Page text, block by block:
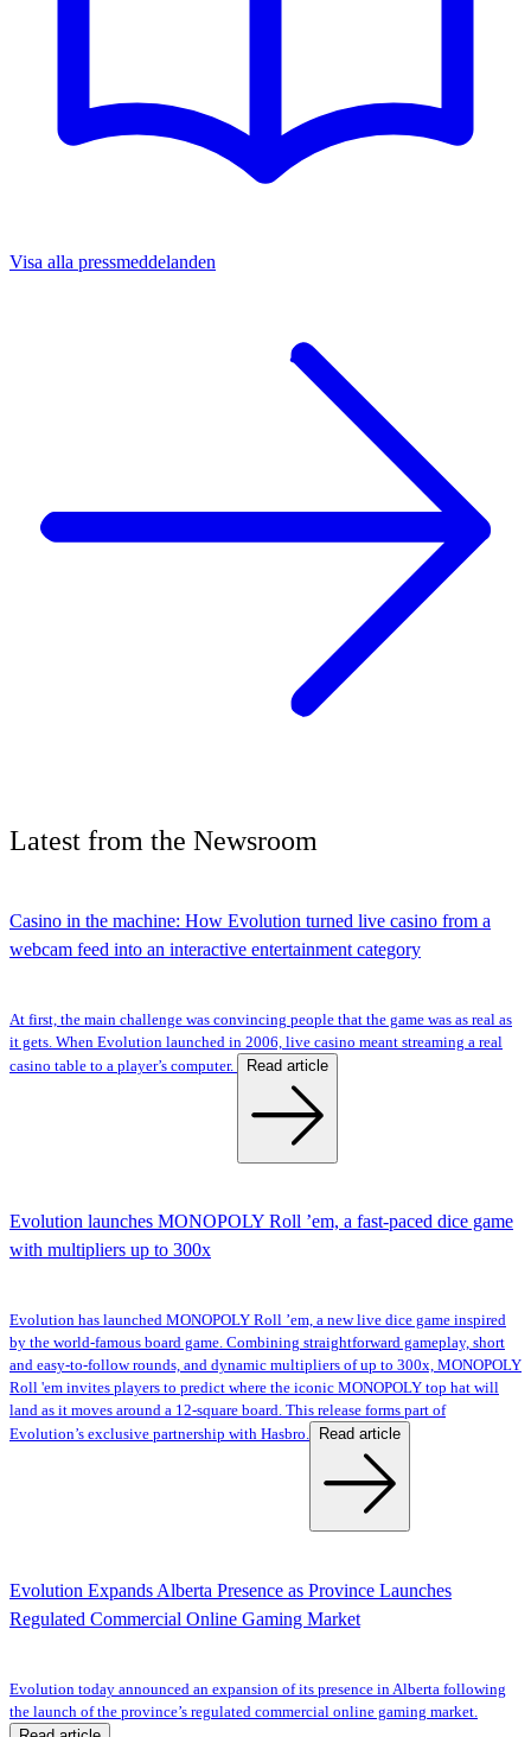
Visa alla pressmeddelanden
Latest from the Newsroom
Casino in the machine: How Evolution turned live casino from a
webcam feed into an interactive entertainment category
At first, the main challenge was convincing people that the game was as real as
it gets. When Evolution launched in 2006, live casino meant streaming a real
casino table to a player’s computer.
Read article
Evolution launches MONOPOLY Roll ’em, a fast-paced dice game
with multipliers up to 300x
Evolution has launched MONOPOLY Roll ’em, a new live dice game inspired
by the world-famous board game. Combining straightforward gameplay, short
and easy-to-follow rounds, and dynamic multipliers of up to 300x, MONOPOLY
Roll 'em invites players to predict where the iconic MONOPOLY top hat will
land as it moves around a 12-square board. This release forms part of
Evolution’s exclusive partnership with Hasbro.
Read article
Evolution Expands Alberta Presence as Province Launches
Regulated Commercial Online Gaming Market
Evolution today announced an expansion of its presence in Alberta following
the launch of the province’s regulated commercial online gaming market.